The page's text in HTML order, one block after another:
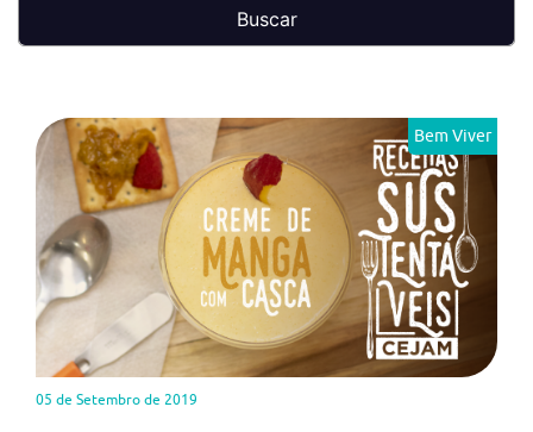
Bem Viver
05 de Setembro de 2019